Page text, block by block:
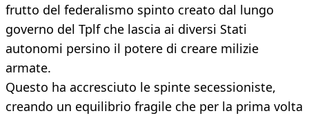
frutto del federalismo spinto creato dal lungo
governo del Tplf che lascia ai diversi Stati
autonomi persino il potere di creare milizie
armate.
Questo ha accresciuto le spinte secessioniste,
creando un equilibrio fragile che per la prima volta